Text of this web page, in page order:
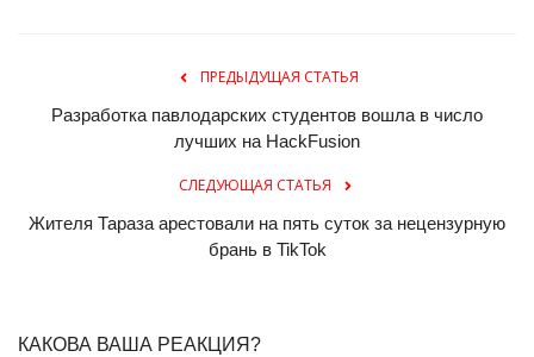
ПРЕДЫДУЩАЯ СТАТЬЯ
Разработка павлодарских студентов вошла в число
лучших на HackFusion
СЛЕДУЮЩАЯ СТАТЬЯ
Жителя Тараза арестовали на пять суток за нецензурную
брань в TikTok
КАКОВА ВАША РЕАКЦИЯ?